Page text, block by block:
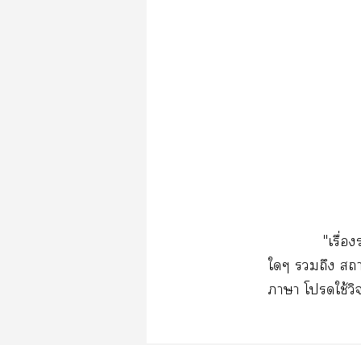
"เรื่อ
ใดๆ รวมถึง ส
ภาษา โปรดใช้